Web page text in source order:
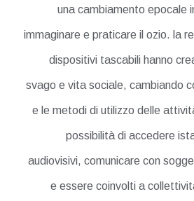
una cambiamento epocale
immaginare e praticare il ozio. la
dispositivi tascabili hanno
svago e vita sociale, cambiando
e le metodi di utilizzo delle
possibilità di accedere
audiovisivi, comunicare con
e essere coinvolti a